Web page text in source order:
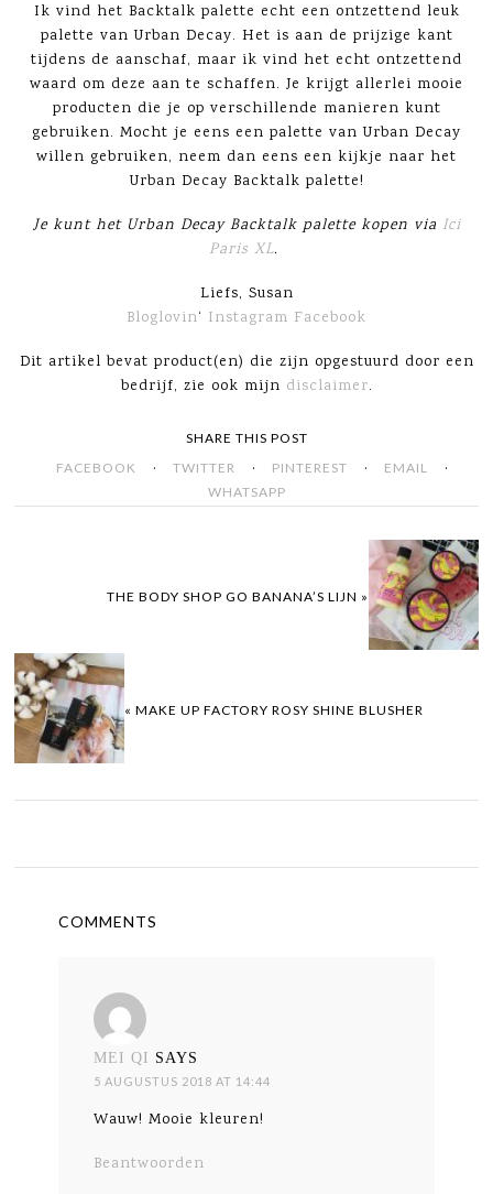
Ik vind het Backtalk palette echt een ontzettend leuk
palette van Urban Decay. Het is aan de prijzige kant
tijdens de aanschaf, maar ik vind het echt ontzettend
waard om deze aan te schaffen. Je krijgt allerlei mooie
producten die je op verschillende manieren kunt
gebruiken. Mocht je eens een palette van Urban Decay
willen gebruiken, neem dan eens een kijkje naar het
Urban Decay Backtalk palette!
Je kunt het Urban Decay Backtalk palette kopen via Ici
Paris XL.
Liefs, Susan
Bloglovin‘ Instagram Facebook
Dit artikel bevat product(en) die zijn opgestuurd door een
bedrijf, zie ook mijn disclaimer.
SHARE THIS POST
FACEBOOK
· TWITTER · PINTEREST · EMAIL ·
WHATSAPP
THE BODY SHOP GO BANANA’S LIJN »
« MAKE UP FACTORY ROSY SHINE BLUSHER
COMMENTS
MEI QI SAYS
5 AUGUSTUS 2018 AT 14:44
Wauw! Mooie kleuren!
Beantwoorden